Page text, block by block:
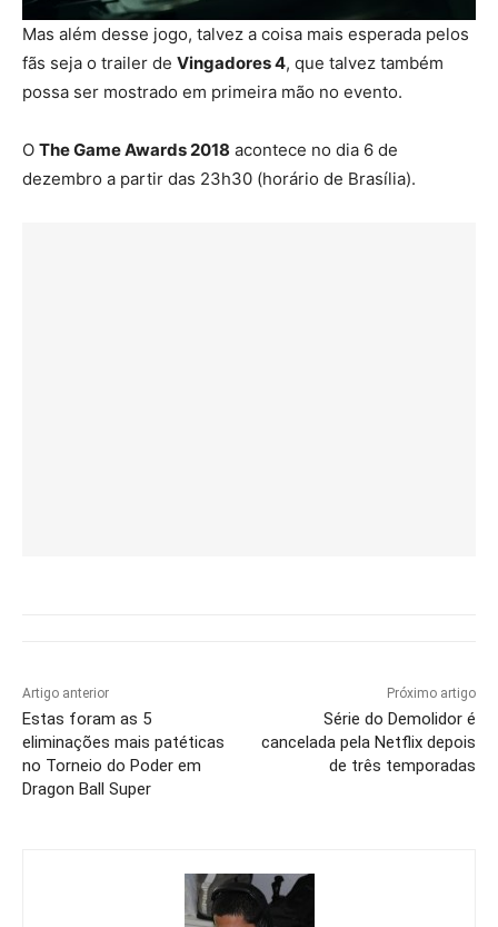
Mas além desse jogo, talvez a coisa mais esperada pelos
fãs seja o trailer de Vingadores 4, que talvez também
possa ser mostrado em primeira mão no evento.
O The Game Awards 2018 acontece no dia 6 de
dezembro a partir das 23h30 (horário de Brasília).
Artigo anterior
Estas foram as 5
eliminações mais patéticas
no Torneio do Poder em
Dragon Ball Super
Próximo artigo
Série do Demolidor é
cancelada pela Netflix depois
de três temporadas